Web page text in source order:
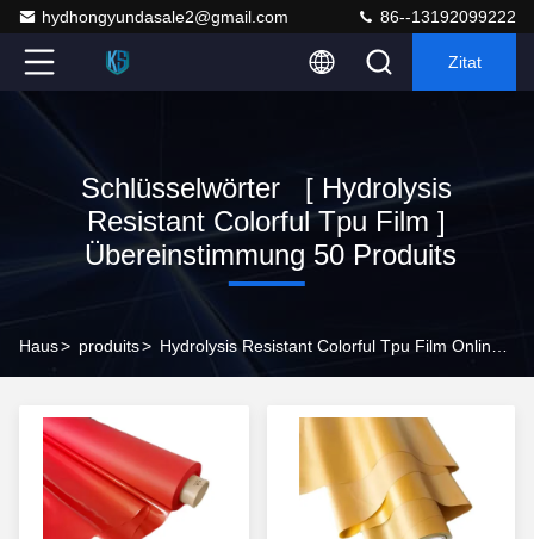
hydhongyundasale2@gmail.com 86--13192099222
Zitat
Schlüsselwörter [ Hydrolysis
Resistant Colorful Tpu Film ]
Übereinstimmung 50 Produits
Haus> produits>